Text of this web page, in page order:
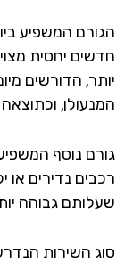
המשפיע ביותר
יחסית
הדורשים
וכתוצאה
נוסף המשפיע על
נדירים או
גבוהה יותר.
השירות הנדרש